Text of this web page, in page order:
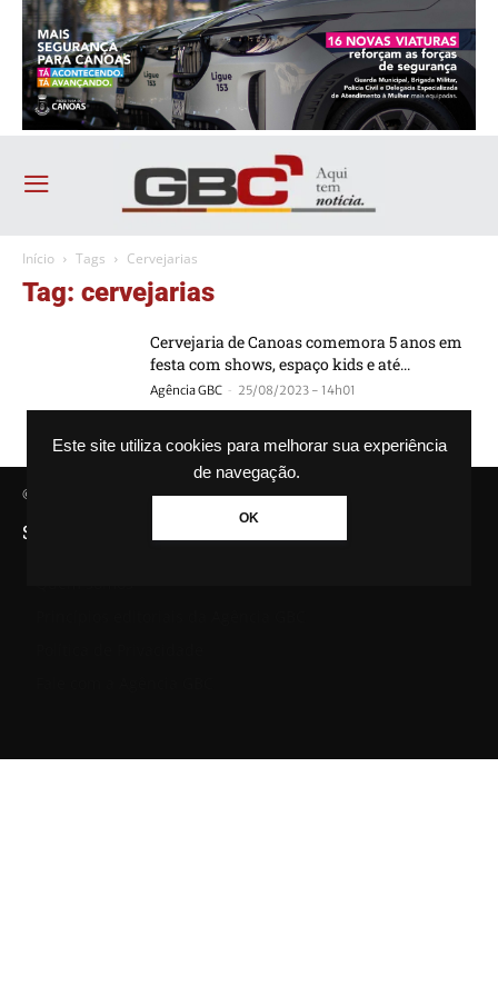
Este site utiliza cookies para melhorar sua experiência
de navegação.
OK
Início Tags Cervejarias
Tag: cervejarias
Cervejaria de Canoas comemora 5 anos em
festa com shows, espaço kids e até...
Agência GBC - 25/08/2023 - 14h01
© Agência GBC. Aqui tem notícia. Todos os direitos reservados.
SAIBA MAIS SOBRE A AGÊNCIA GBC